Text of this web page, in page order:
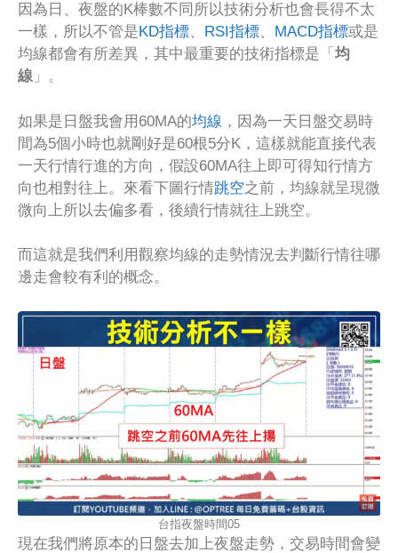
因為日、夜盤的K棒數不同所以技術分析也會長得不太
一樣，所以不管是 KD指標、 RSI指標、 MACD指標或是
均線都會有所差異，其中最重要的技術指標是「 均
線 」。
如果是日盤我會用60MA的均線 ，因為一天日盤交易時
間為5個小時也就剛好是60根5分K，這樣就能直接代表
一天行情行進的方向，假設60MA往上即可得知行情方
向也相對往上。來看下圖行情跳空之前，均線就呈現微
微向上所以去偏多看，後續行情就往上跳空。
而這就是我們利用觀察均線的走勢情況去判斷行情往哪
邊走會較有利的概念。
台指夜盤時間05
現在我們將原本的日盤去加上夜盤走勢，交易時間會變